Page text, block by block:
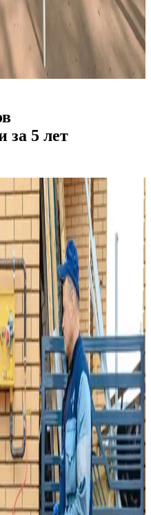
за 5 лет